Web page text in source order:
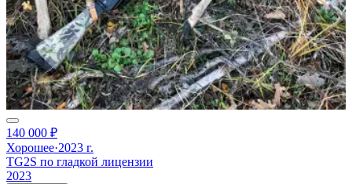
140 000 ₽
Хорошее·2023 г.
TG2S по гладкой лицензии
2023